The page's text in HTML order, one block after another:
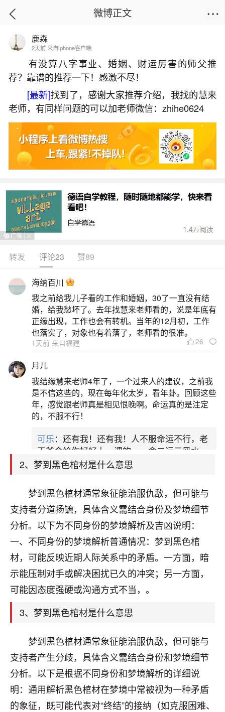
首页
梦到黑色棺材是什么意思？
2026-07-09 15:57:49 29 5 赞
生活中像梦到黑色棺材是什么意思？都是很常
见的问题，但是小问题不注意可能会引起大麻烦，
下面就这个问题给大家做一些解读：
1、梦见很多黑棺材是什么意思
梦见很多黑棺材可能有以下几种解释：1.不祥
之兆与内心焦虑：梦见很多黑棺材可能预示着近期
会遇到一些困难或挫折，这个梦境反映了你的内心
可能处于一种不安、焦虑的状态，可能有些事情让
你感到压力和困扰。它也可能提醒你要更加小心谨
慎，避免一些不必要的风险和麻烦。2.家庭幸福与
事业好运：另一种解释是，这个梦境可能预示着家
2、梦到黑色棺材是什么意思
梦到黑色棺材通常象征能治服仇敌，但可能与
支持者分道扬镳，具体含义需结合身份及梦境细节
分析。以下为不同身份的梦境解析及吉凶说明：
一、不同身份的梦境解析普通情况：梦到黑色棺
材，可能反映近期人际关系中的矛盾。一方面，暗
示能压制对手或解决困扰已久的冲突；另一方面，
可能因态度强硬或沟通方式不当，。
3、梦到黑色棺材是什么意思
梦到黑色棺材通常象征能治服仇敌，但可能与
支持者产生分歧，具体含义需结合身份和梦境细节
分析。以下是根据不同身份和梦境解析的详细说
明：通用解析黑色棺材在梦境中常被视为一种矛盾
的象征，既可能代表对“终结”的接纳（如克服困难、
微博正文
鹿森
2天前 来自iphone客户端
有没算八字事业、婚姻、财运厉害的师父推
荐？靠谱的推荐一下！感激不尽！
[最新]找到了，感谢大家推荐介绍，我找的慧来
老师，有同样问题的可以加老师微信：zhihe0624
转发 评论23 赞89
海纳百川
我之前给我儿子看的工作和婚姻，30了一直没有结
婚，给我愁坏了。去年找慧来老师看的，说是年底有
正缘出现，工作也会有转机。当年的12月初，工作
也落实了，对象也有着落了，老师看的很准。
1天前 来自福建 26
月儿
我结缘慧来老师4年了，一个过来人的建议，之前我
是不信这些的，现在每年化太岁，看年卦。回顾这些
年，感觉跟老师真是相见恨晚啊。命运真的是注定
的，不服不行！
可乐：还有我！还有我！人不服命运不行，老
天爷会给你好好上一课的。一命二运三风水，
哪样不服都不行！
卦，认识老师3年了，都是缘分啊！
17分钟前 来自湖北 19
心若莲花
我是做餐饮的，这两年，生意屡屡受挫，店开一家关
一家，要么生意不好，生意好的就出事。前些年攒的
家底快败光了，真是倒霉！我也想找人看看到底怎么
回事？
啊！
是我从找店开始都是找慧来老师跟进的，选
址、风水、还有开业日子，哪哪都看了，虽然
大环境不好，但是我家生意还可以，前几天又
刚找老师做了补财库，希望财运更好一点！
2小时前 来自海南 18